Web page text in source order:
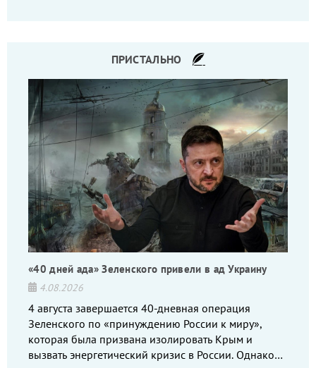
ПРИСТАЛЬНО
«40 дней ада» Зеленского привели в ад Украину
4.08.2026
4 августа завершается 40-дневная операция
Зеленского по «принуждению России к миру»,
которая была призвана изолировать Крым и
вызвать энергетический кризис в России. Однако